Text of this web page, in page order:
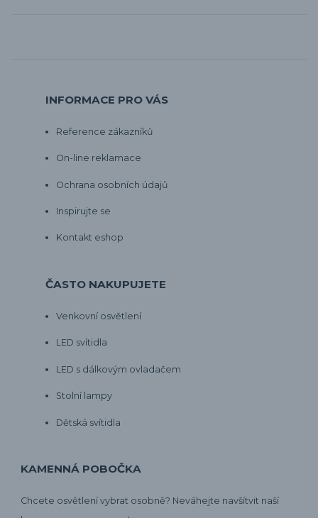
INFORMACE PRO VÁS
Reference zákazníků
On-line reklamace
Ochrana osobních údajů
Inspirujte se
Kontakt eshop
ČASTO NAKUPUJETE
Venkovní osvětlení
LED svítidla
LED s dálkovým ovladačem
Stolní lampy
Dětská svítidla
KAMENNÁ POBOČKA
Chcete osvětlení vybrat osobně? Neváhejte navšítvit naší